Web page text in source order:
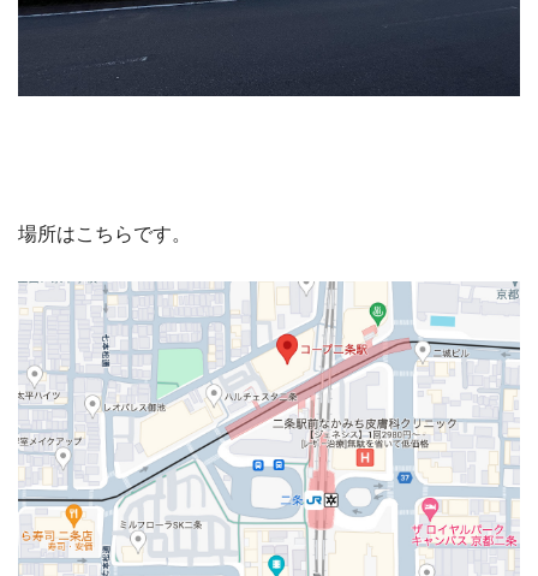
場所はこちらです。